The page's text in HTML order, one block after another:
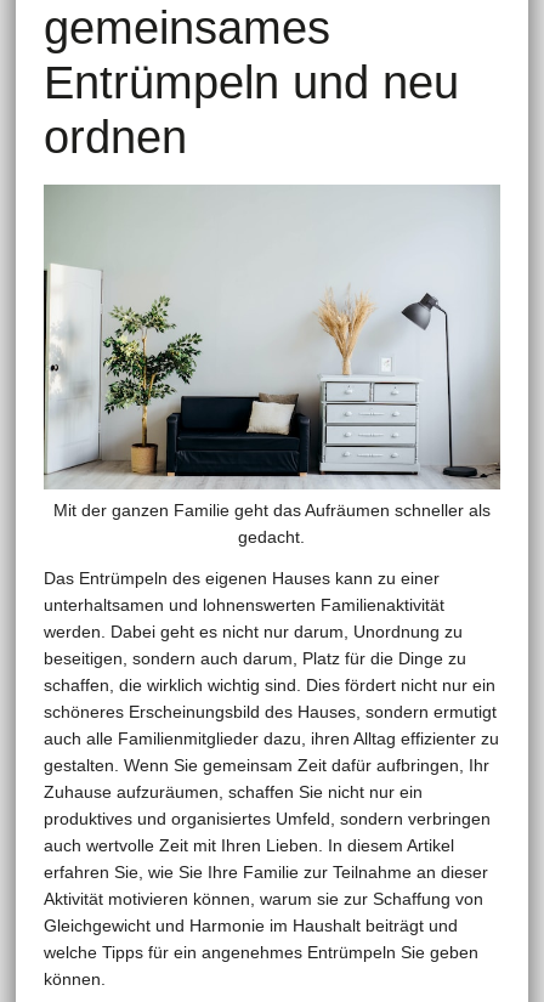
gemeinsames
Entrümpeln und neu
ordnen
Mit der ganzen Familie geht das Aufräumen schneller als
gedacht.
Das Entrümpeln des eigenen Hauses kann zu einer
unterhaltsamen und lohnenswerten Familienaktivität
werden. Dabei geht es nicht nur darum, Unordnung zu
beseitigen, sondern auch darum, Platz für die Dinge zu
schaffen, die wirklich wichtig sind. Dies fördert nicht nur ein
schöneres Erscheinungsbild des Hauses, sondern ermutigt
auch alle Familienmitglieder dazu, ihren Alltag effizienter zu
gestalten. Wenn Sie gemeinsam Zeit dafür aufbringen, Ihr
Zuhause aufzuräumen, schaffen Sie nicht nur ein
produktives und organisiertes Umfeld, sondern verbringen
auch wertvolle Zeit mit Ihren Lieben. In diesem Artikel
erfahren Sie, wie Sie Ihre Familie zur Teilnahme an dieser
Aktivität motivieren können, warum sie zur Schaffung von
Gleichgewicht und Harmonie im Haushalt beiträgt und
welche Tipps für ein angenehmes Entrümpeln Sie geben
können.